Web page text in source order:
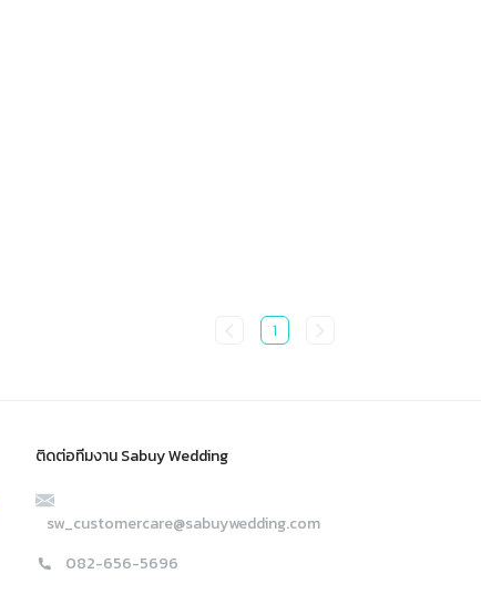
1
ติดต่อทีมงาน Sabuy Wedding
sw_customercare@sabuywedding.com
082-656-5696